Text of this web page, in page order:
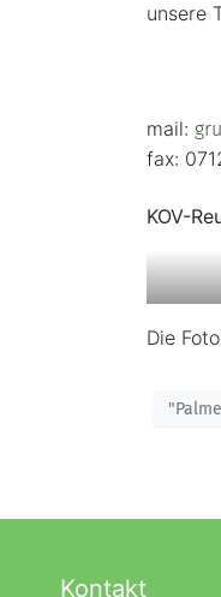
unsere
Mo,
mail:
fax:
KOV-
Die
Kontakt